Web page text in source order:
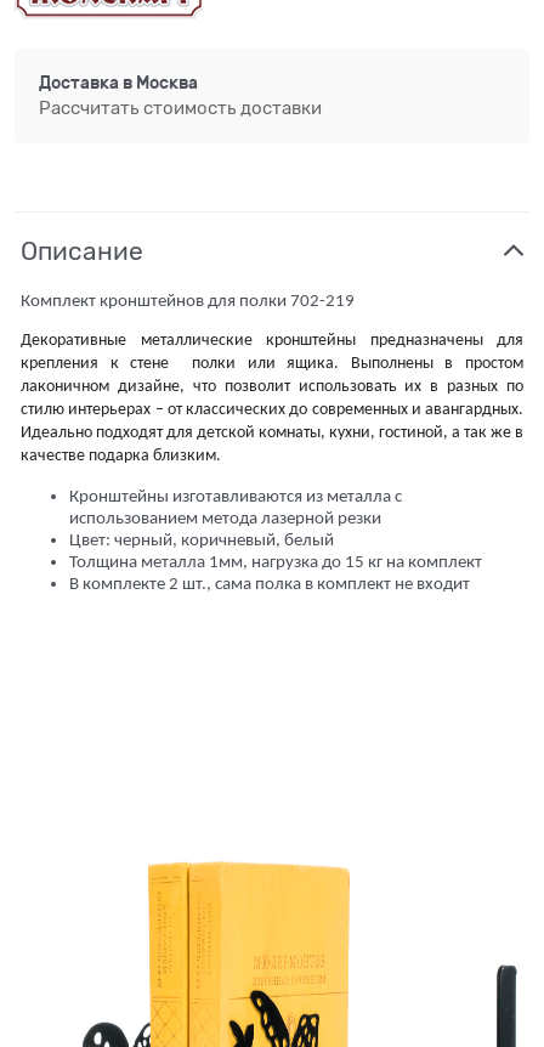
Доставка в Москва
Рассчитать стоимость доставки
Описание
Комплект кронштейнов для полки 702-219
Декоративные металлические кронштейны предназначены для
крепления к стене полки или ящика. Выполнены в простом
лаконичном дизайне, что позволит использовать их в разных по
стилю интерьерах – от классических до современных и авангардных.
Идеально подходят для детской комнаты, кухни, гостиной, а так же в
качестве подарка близким.
Кронштейны изготавливаются из металла с
использованием метода лазерной резки
Цвет: черный, коричневый, белый
Толщина металла 1мм, нагрузка до 15 кг на комплект
В комплекте 2 шт., сама полка в комплект не входит